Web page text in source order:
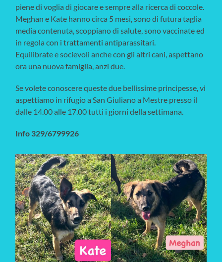
piene di voglia di giocare e sempre alla ricerca di coccole.
Meghan e Kate hanno circa 5 mesi, sono di futura taglia
media contenuta, scoppiano di salute, sono vaccinate ed
in regola con i trattamenti antiparassitari.
Equilibrate e socievoli anche con gli altri cani, aspettano
ora una nuova famiglia, anzi due.
Se volete conoscere queste due bellissime principesse, vi
aspettiamo in rifugio a San Giuliano a Mestre presso il
dalle 14.00 alle 17.00 tutti i giorni della settimana.
Info 329/6799926